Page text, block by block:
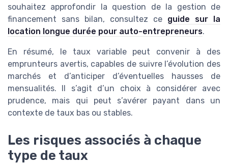
souhaitez approfondir la question de la gestion de
financement sans bilan, consultez ce guide sur la
location longue durée pour auto-entrepreneurs.
En résumé, le taux variable peut convenir à des
emprunteurs avertis, capables de suivre l’évolution des
marchés et d’anticiper d’éventuelles hausses de
mensualités. Il s’agit d’un choix à considérer avec
prudence, mais qui peut s’avérer payant dans un
contexte de taux bas ou stables.
Les risques associés à chaque
type de taux